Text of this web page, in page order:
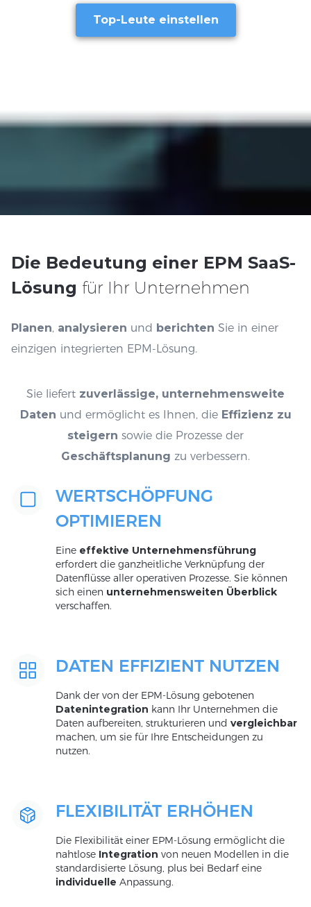
Top-Leute einstellen
Die Bedeutung einer EPM SaaS-
Lösung für Ihr Unternehmen
Planen, analysieren und berichten Sie in einer
einzigen integrierten EPM-Lösung.
Sie liefert zuverlässige, unternehmensweite
Daten und ermöglicht es Ihnen, die Effizienz zu
steigern sowie die Prozesse der
Geschäftsplanung zu verbessern.
WERTSCHÖPFUNG
OPTIMIEREN
Eine effektive Unternehmensführung
erfordert die ganzheitliche Verknüpfung der
Datenflüsse aller operativen Prozesse. Sie können
sich einen unternehmensweiten Überblick
verschaffen.
DATEN EFFIZIENT NUTZEN
Dank der von der EPM-Lösung gebotenen
Datenintegration kann Ihr Unternehmen die
Daten aufbereiten, strukturieren und vergleichbar
machen, um sie für Ihre Entscheidungen zu
nutzen.
FLEXIBILITÄT ERHÖHEN
Die Flexibilität einer EPM-Lösung ermöglicht die
nahtlose Integration von neuen Modellen in die
standardisierte Lösung, plus bei Bedarf eine
individuelle Anpassung.